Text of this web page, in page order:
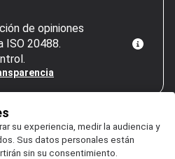
de opiniones
ISO 20488.
su experiencia, medir la audiencia y
Sus datos personales están
sin su consentimiento.